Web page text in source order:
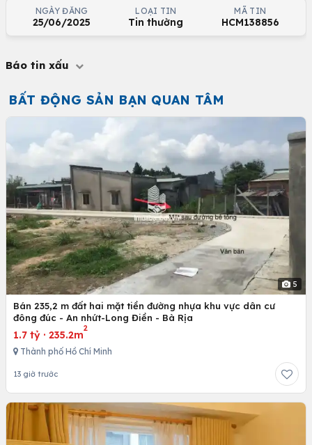
NGÀY ĐĂNG
25/06/2025
LOẠI TIN
Tin thường
MÃ TIN
HCM138856
Báo tin xấu
BẤT ĐỘNG SẢN BẠN QUAN TÂM
5
Bán 235,2 m đất hai mặt tiền đường nhựa khu vực dân cư
đông đúc - An nhứt-Long Điền - Bà Rịa
1.7 tỷ · 235.2m
2
Thành phố Hồ Chí Minh
13 giờ trước